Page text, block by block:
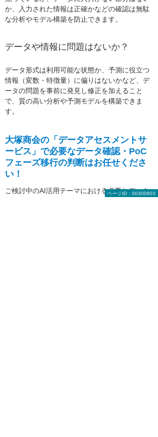
か、入力された情報は正確かなどの確認は無駄
な分析やモデル構築を防止できます。
データや情報に問題はないか？
データ形式は利用可能な状態か、予測に役立つ
情報（変数・特徴量）に偏りはないかなど、デ
ータの問題を事前に発見し修正を加えること
で、質の高い分析や予測モデルを構築できま
す。
大塚商会の「データアセスメントサ
ービス」で必要なデータ確認・PoC
フェーズ移行の判断はお任せくださ
い！
ご検討中のAI活用テーマにおける必要なデータ
ページID：00300603